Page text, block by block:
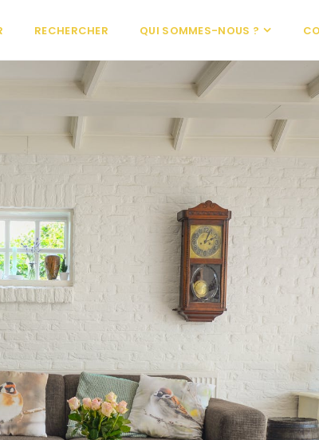
RECHERCHER QUI SOMMES-NOUS ?